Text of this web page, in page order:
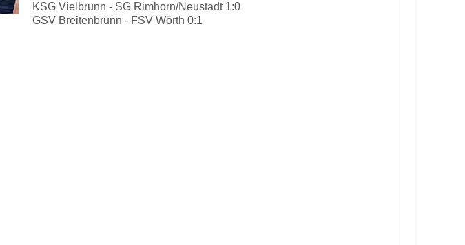
KSG Vielbrunn - SG Rimhorn/Neustadt 1:0
GSV Breitenbrunn - FSV Wörth 0:1